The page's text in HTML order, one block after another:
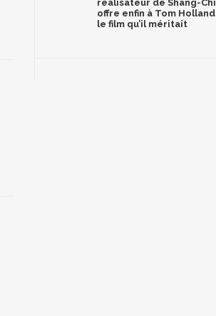
réalisateur de Shang-Chi
offre enfin à Tom Holland
le film qu’il méritait